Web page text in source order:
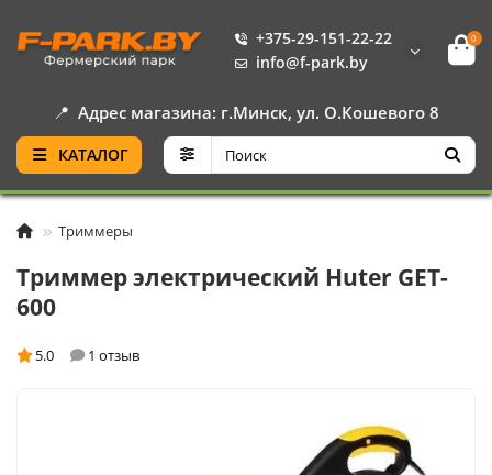
+375-29-151-22-22
info@f-park.by
0
📍 Адрес магазина: г.Минск, ул. О.Кошевого 8
КАТАЛОГ
Триммеры
Триммер электрический Huter GET-
600
5.0 1 отзыв